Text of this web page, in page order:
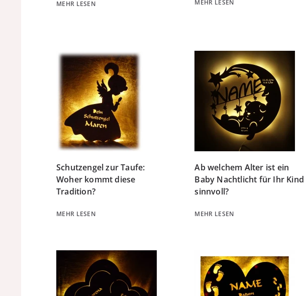
MEHR LESEN MEHR LESEN
Schutzengel zur Taufe:
Woher kommt diese
Tradition?
MEHR LESEN
Ab welchem Alter ist ein
Baby Nachtlicht für Ihr Kind
sinnvoll?
MEHR LESEN